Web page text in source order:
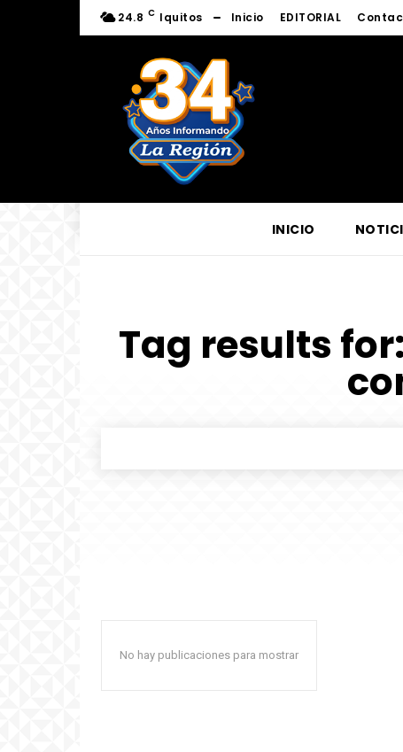
24.8 C Iquitos Inicio EDITORIAL
INICIO
Tag results for:
No hay publicaciones para mostrar